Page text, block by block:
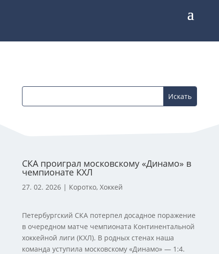
СКА проиграл московскому «Динамо» в
чемпионате КХЛ
27. 02. 2026| Коротко, Хоккей
Петербургский СКА потерпел досадное поражение
в очередном матче чемпионата Континентальной
хоккейной лиги (КХЛ). В родных стенах наша
команда уступила московскому «Динамо» — 1:4.